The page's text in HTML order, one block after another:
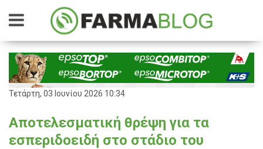
Τετάρτη, 03 Ιουνίου 2026 10:34
Αποτελεσματική θρέψη για τα
εσπεριδοειδή στο στάδιο του